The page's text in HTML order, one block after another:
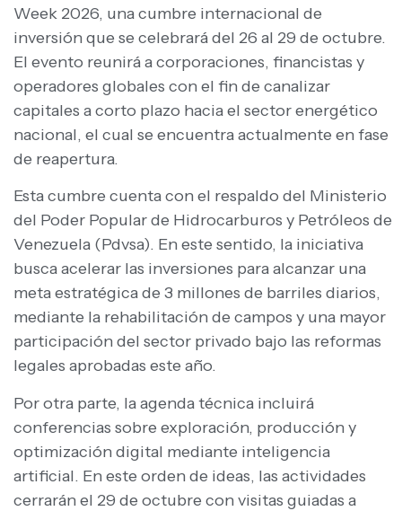
Week 2026, una cumbre internacional de
inversión que se celebrará del 26 al 29 de octubre.
El evento reunirá a corporaciones, financistas y
operadores globales con el fin de canalizar
capitales a corto plazo hacia el sector energético
nacional, el cual se encuentra actualmente en fase
de reapertura.
Esta cumbre cuenta con el respaldo del Ministerio
del Poder Popular de Hidrocarburos y Petróleos de
Venezuela (Pdvsa). En este sentido, la iniciativa
busca acelerar las inversiones para alcanzar una
meta estratégica de 3 millones de barriles diarios,
mediante la rehabilitación de campos y una mayor
participación del sector privado bajo las reformas
legales aprobadas este año.
Por otra parte, la agenda técnica incluirá
conferencias sobre exploración, producción y
optimización digital mediante inteligencia
artificial. En este orden de ideas, las actividades
cerrarán el 29 de octubre con visitas guiadas a